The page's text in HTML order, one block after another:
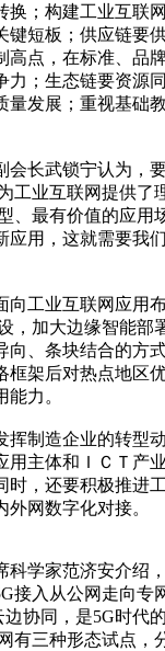
换；构建工业互联
键短板；供应链要
高点，在标准、品
力；生态链要资源
量发展；重视基础
会长武锁宁认为，
工业互联网提供了
、最有价值的应用
应用，这就需要我
向工业互联网应用
，加大边缘智能部
向、条块结合的方
框架后对热点地区
力。
挥制造企业的转型
用主体和ＩＣＴ产
时，还要积极推进
网数字化对接。
科学家范济安介绍
接入从公网走向专
边协同，是5G时代
有三种形态试点，